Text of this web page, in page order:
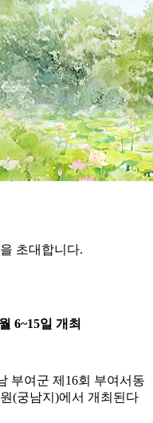
초대합니다.
6~15일 개최
부여군 제16회 부여서동
(궁남지)에서 개최된다